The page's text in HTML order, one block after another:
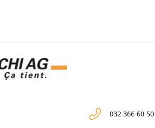
032 366 60 50